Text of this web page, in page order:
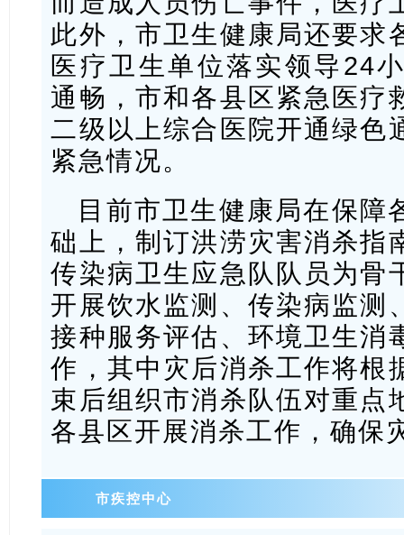
此外，市卫生健康局还要求
医疗卫生单位落实领导24
通畅，市和各县区紧急医疗
二级以上综合医院开通绿色
紧急情况。
目前市卫生健康局在保障
础上，制订洪涝灾害消杀指
传染病卫生应急队队员为骨
开展饮水监测、传染病监测
接种服务评估、环境卫生消
作，其中灾后消杀工作将根
束后组织市消杀队伍对重点
各县区开展消杀工作，确保
市疾控中心